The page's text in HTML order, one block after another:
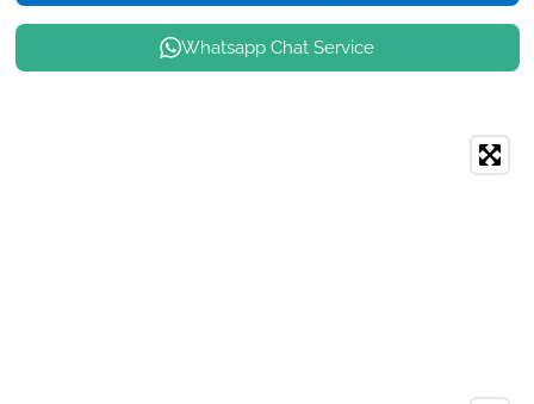
Whatsapp Chat Service